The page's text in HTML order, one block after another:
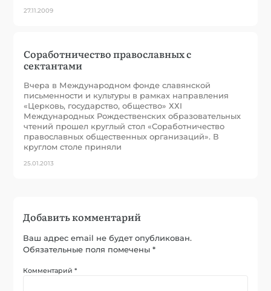
27.11.2009
Соработничество православных с
сектантами
Вчера в Международном фонде славянской
письменности и культуры в рамках направления
«Церковь, государство, общество» ХХI
Международных Рождественских образовательных
чтений прошел круглый стол «Соработничество
православных общественных организаций». В
круглом столе приняли
25.01.2013
Добавить комментарий
Ваш адрес email не будет опубликован.
Обязательные поля помечены*
Комментарий*